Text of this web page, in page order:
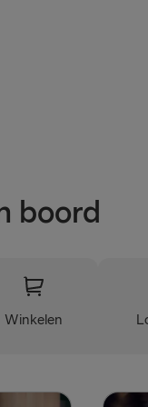
boord
Winkelen